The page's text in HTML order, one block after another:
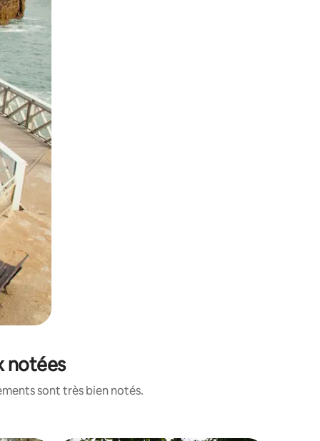
en les faisant glisser.
notées
sont très bien notés.